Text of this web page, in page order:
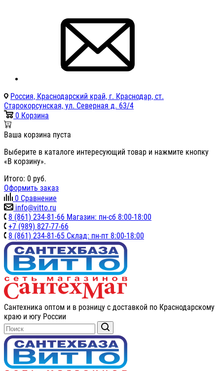
Россия, Краснодарский край, г. Краснодар, ст.
Старокорсунская, ул. Северная д. 63/4
0 Корзина
Ваша корзина пуста
Выберите в каталоге интересующий товар и нажмите кнопку
«В корзину».
Итого: 0 руб.
Оформить заказ
0 Сравнение
info@vitto.ru
8 (861) 234-81-66 Магазин: пн-сб 8:00-18:00
+7 (989) 827-77-66
8 (861) 234-81-65 Склад: пн-пт 8:00-18:00
Сантехника оптом и в розницу с доставкой по Краснодарскому
краю и югу России